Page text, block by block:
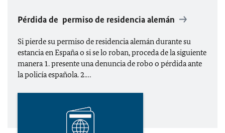
Pérdida de permiso de residencia alemán
Si pierde su permiso de residencia alemán durante su
estancia en España o si se lo roban, proceda de la siguiente
manera 1. presente una denuncia de robo o pérdida ante
la policía española. 2.…